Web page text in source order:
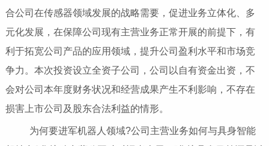
合公司在传感器领域发展的战略需要，促进业务立体化、多
元化发展，在保障公司现有主营业务正常开展的前提下，有
利于拓宽公司产品的应用领域，提升公司盈利水平和市场竞
争力。本次投资设立全资子公司，公司以自有资金出资，不
会对公司本年度财务状况和经营成果产生不利影响，不存在
损害上市公司及股东合法利益的情形。
为何要进军机器人领域?公司主营业务如何与具身智能